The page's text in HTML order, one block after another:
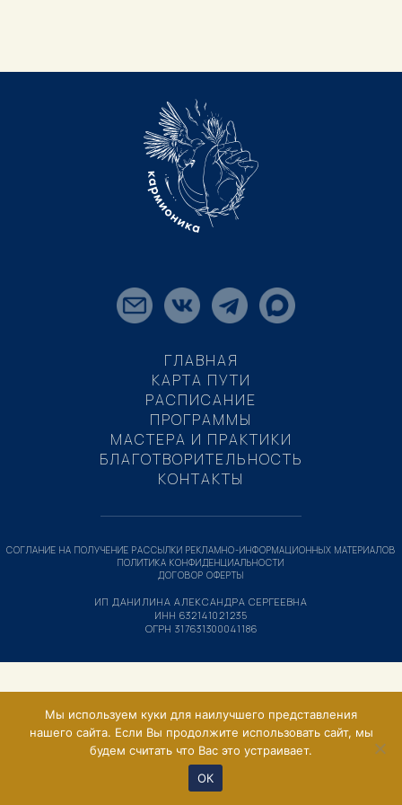
ГЛАВНАЯ
КАРТА ПУТИ
РАСПИСАНИЕ
ПРОГРАММЫ
МАСТЕРА И ПРАКТИКИ
БЛАГОТВОРИТЕЛЬНОСТЬ
КОНТАКТЫ
ИП ДАНИЛИНА АЛЕКСАНДРА СЕРГЕЕВНА
ИНН 632141021235
ОГРН 317631300041186
СОГЛАНИЕ НА ПОЛУЧЕНИЕ РАССЫЛКИ РЕКЛАМНО-ИНФОРМАЦИОННЫХ МАТЕРИАЛОВ
ПОЛИТИКА КОНФИДЕНЦИАЛЬНОСТИ
ДОГОВОР ОФЕРТЫ
Мы используем куки для наилучшего представления
нашего сайта. Если Вы продолжите использовать сайт, мы
будем считать что Вас это устраивает.
ОК